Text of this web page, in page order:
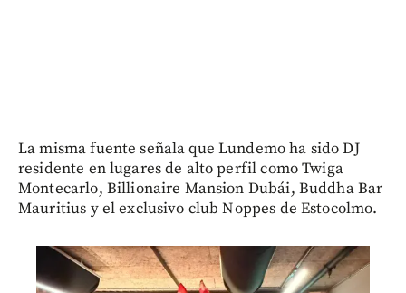
La misma fuente señala que Lundemo ha sido DJ
residente en lugares de alto perfil como Twiga
Montecarlo, Billionaire Mansion Dubái, Buddha Bar
Mauritius y el exclusivo club Noppes de Estocolmo.